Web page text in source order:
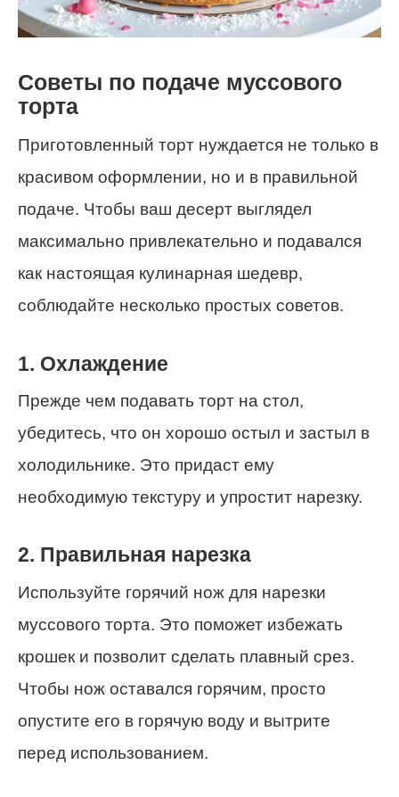
Советы по подаче муссового
торта
Приготовленный торт нуждается не только в
красивом оформлении, но и в правильной
подаче. Чтобы ваш десерт выглядел
максимально привлекательно и подавался
как настоящая кулинарная шедевр,
соблюдайте несколько простых советов.
1. Охлаждение
Прежде чем подавать торт на стол,
убедитесь, что он хорошо остыл и застыл в
холодильнике. Это придаст ему
необходимую текстуру и упростит нарезку.
2. Правильная нарезка
Используйте горячий нож для нарезки
муссового торта. Это поможет избежать
крошек и позволит сделать плавный срез.
Чтобы нож оставался горячим, просто
опустите его в горячую воду и вытрите
перед использованием.